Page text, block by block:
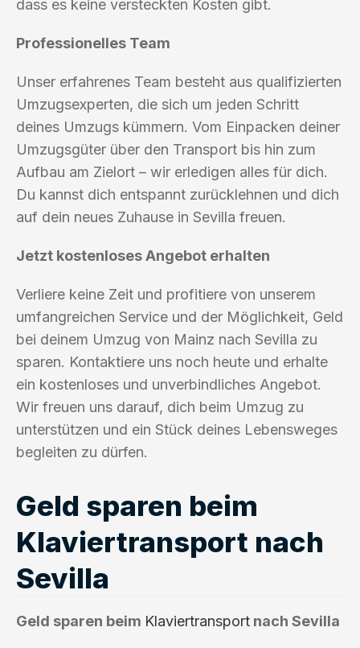
dass es keine versteckten Kosten gibt.
Professionelles Team
Unser erfahrenes Team besteht aus qualifizierten
Umzugsexperten, die sich um jeden Schritt
deines Umzugs kümmern. Vom Einpacken deiner
Umzugsgüter über den Transport bis hin zum
Aufbau am Zielort – wir erledigen alles für dich.
Du kannst dich entspannt zurücklehnen und dich
auf dein neues Zuhause in Sevilla freuen.
Jetzt kostenloses Angebot erhalten
Verliere keine Zeit und profitiere von unserem
umfangreichen Service und der Möglichkeit, Geld
bei deinem Umzug von Mainz nach Sevilla zu
sparen. Kontaktiere uns noch heute und erhalte
ein kostenloses und unverbindliches Angebot.
Wir freuen uns darauf, dich beim Umzug zu
unterstützen und ein Stück deines Lebensweges
begleiten zu dürfen.
Geld sparen beim
Klaviertransport nach
Sevilla
Geld sparen beim Klaviertransport nach Sevilla